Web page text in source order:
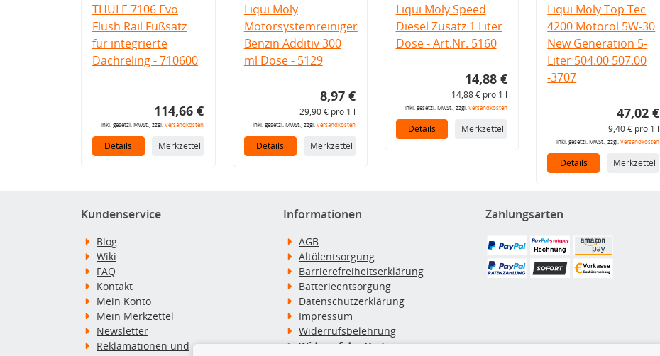
THULE 7106 Evo
Flush Rail Fußsatz
für integrierte
Dachreling - 710600
114,66 €
inkl. gesetzl. MwSt., zzgl.Versandkosten
Details Merkzettel
Liqui Moly
Motorsystemreiniger
Benzin Additiv 300
ml Dose - 5129
8,97 €
29,90 € pro 1 l
inkl. gesetzl. MwSt., zzgl.Versandkosten
Details Merkzettel
Liqui Moly Speed
Diesel Zusatz 1 Liter
Dose - Art.Nr. 5160
14,88 €
14,88 € pro 1 l
inkl. gesetzl. MwSt., zzgl. Versandkosten
Details Merkzettel
Liqui Moly Top Tec
4200 Motoröl 5W-30
New Generation 5-
Liter 504.00 507.00
-3707
47,02 €
9,40 € pro 1 l
inkl. gesetzl. MwSt., zzgl. Versandkosten
Details Merkzettel
Kundenservice
Blog
Wiki
FAQ
Kontakt
Mein Konto
Mein Merkzettel
Newsletter
Reklamationen und
Informationen
AGB
Altölentsorgung
Barrierefreiheitserklärung
Batterieentsorgung
Datenschutzerklärung
Impressum
Widerrufsbelehrung
Widerruf des Vertrags
Zahlungsarten